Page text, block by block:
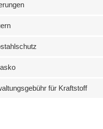
für Kraftstoff